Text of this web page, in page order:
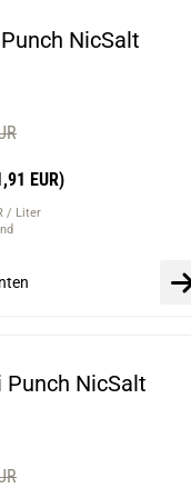
NicSalt
EUR)
/ Liter
NicSalt